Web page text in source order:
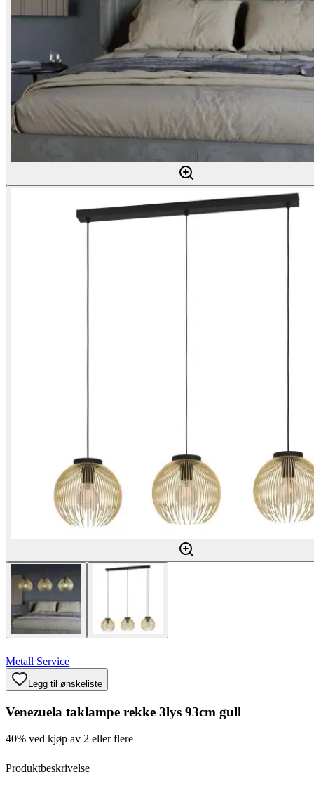
Metall Service
Legg til ønskeliste
Venezuela taklampe rekke 3lys 93cm gull
40% ved kjøp av 2 eller flere
Produktbeskrivelse